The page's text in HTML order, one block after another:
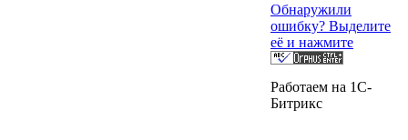
Обнаружили
ошибку? Выделите
её и нажмите
Работаем на 1C-
Битрикс